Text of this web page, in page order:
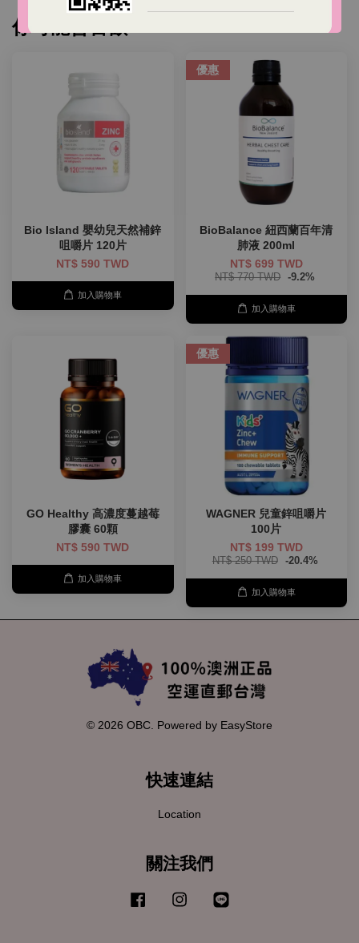
你可能會喜歡
Bio Island 嬰幼兒天然補鋅
咀嚼片 120片
NT$ 590 TWD
加入購物車
優惠
BioBalance 紐西蘭百年清
肺液 200ml
NT$ 699 TWD
NT$ 770 TWD -9.2%
加入購物車
GO Healthy 高濃度蔓越莓
膠囊 60顆
NT$ 590 TWD
加入購物車
優惠
WAGNER 兒童鋅咀嚼片
100片
NT$ 199 TWD
NT$ 250 TWD -20.4%
加入購物車
© 2026 OBC. Powered by EasyStore
快速連結
Location
關注我們
Facebook Instagram